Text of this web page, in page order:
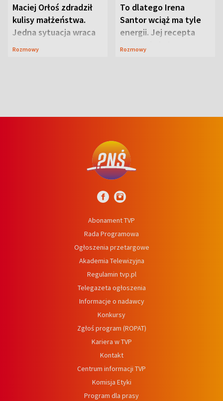
Maciej Orłoś zdradził
kulisy małżeństwa.
Jedna sytuacja wraca
jak bumerang
Rozmowy
To dlatego Irena
Santor wciąż ma tyle
energii. Jej recepta
jest zaskakująco
Rozmowy
Abonament TVP
Rada Programowa
Ogłoszenia przetargowe
Akademia Telewizyjna
Regulamin tvp.pl
Telegazeta ogłoszenia
Informacje o nadawcy
Konkursy
Zgłoś program (ROPAT)
Kariera w TVP
Kontakt
Centrum informacji TVP
Komisja Etyki
Program dla prasy